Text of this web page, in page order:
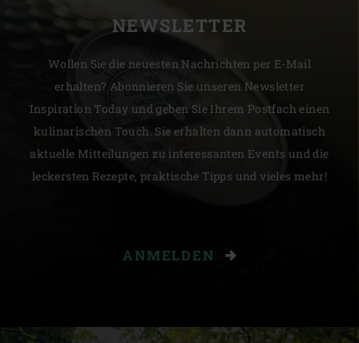
NEWSLETTER
Wollen Sie die neuesten Nachrichten per E-Mail
erhalten? Abonnieren Sie unseren Newsletter
Inspiration Today und geben Sie Ihrem Postfach einen
kulinarischen Touch. Sie erhalten dann automatisch
aktuelle Mitteilungen zu interessanten Events und die
leckersten Rezepte, praktische Tipps und vieles mehr!
ANMELDEN